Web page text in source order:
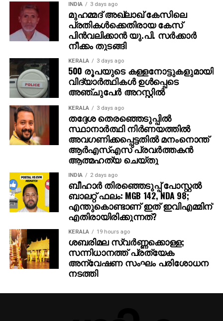
INDIA 3 days ago
മുഹമ്മദ് അഖ്‌ലാഖ് കേസിലെ
പ്രതികള്‍ക്കെതിരായ കേസ്
പിന്‍വലിക്കാന്‍ യു.പി. സര്‍ക്കാര്‍
നീക്കം തുടങ്ങി
KERALA 3 days ago
500 രൂപയുടെ കള്ളനോട്ടുകളുമായി
വിദ്യാര്‍ത്ഥികള്‍ ഉള്‍പ്പെടെ
അഞ്ചുപേര്‍ അറസ്റ്റില്‍
KERALA 3 days ago
തദ്ദേശ തെരഞ്ഞെടുപ്പില്‍
സ്ഥാനാര്‍ത്ഥി നിര്‍ണയത്തില്‍
അവഗണിക്കപ്പെട്ടതില്‍ മനംനൊന്ത്
ആര്‍എസ്എസ് പ്രവര്‍ത്തകന്‍
ആത്മഹത്യ ചെയ്തു
INDIA 2 days ago
ബീഹാർ തിരഞ്ഞെടുപ്പ് പോസ്റ്റൽ
ബാലറ്റ് ഫലം: MGB 142, NDA 98;
എന്തുകൊണ്ടാണ് ഇത് ഇവിഎമ്മിന്
എതിരായിരിക്കുന്നത്?
KERALA 19 hours ago
ശബരിമല സ്വര്‍ണ്ണക്കൊള്ള;
സന്നിധാനത്ത് പ്രത്യേക
അന്വേഷണ സംഘം പരിശോധന
നടത്തി